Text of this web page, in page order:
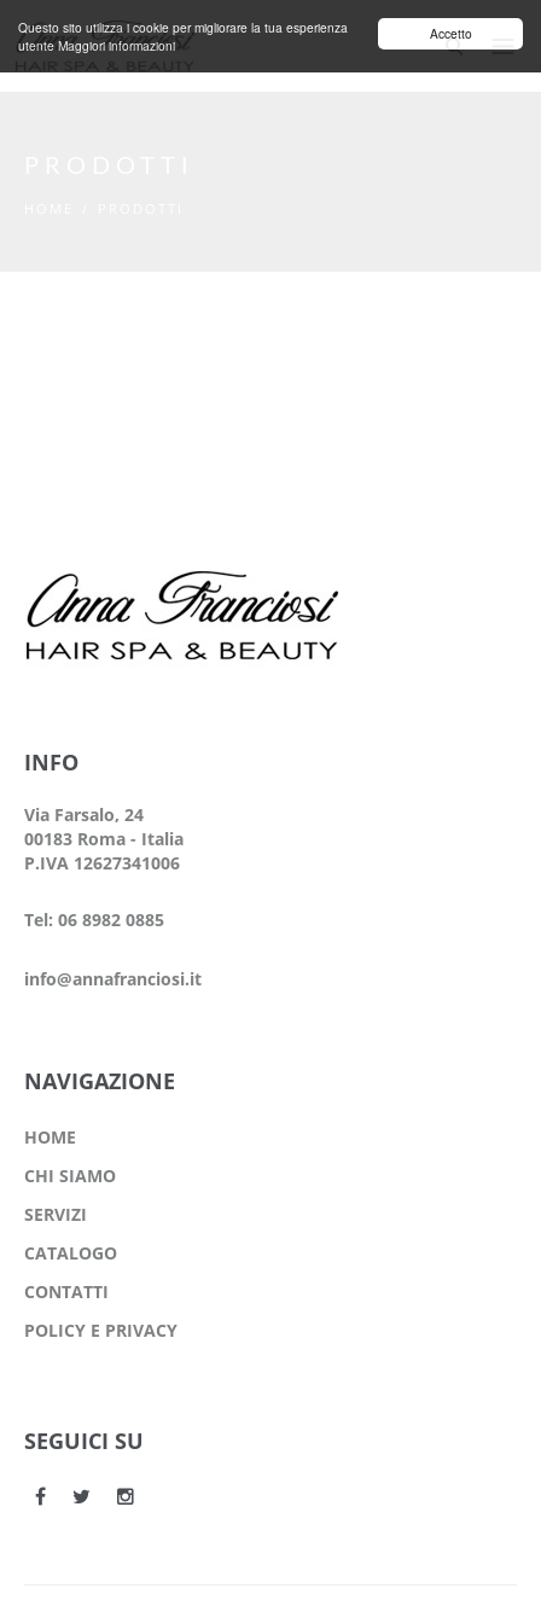
Accetto
Questo sito utilizza i cookie per migliorare la tua esperienza
utenteMaggiori informazioni
Salta al contenuto principale
INFO
Via Farsalo, 24
00183 Roma - Italia
P.IVA 12627341006
Tel: 06 8982 0885
info@annafranciosi.it
NAVIGAZIONE
HOME
CHI SIAMO
SERVIZI
CATALOGO
CONTATTI
POLICY E PRIVACY
SEGUICI SU